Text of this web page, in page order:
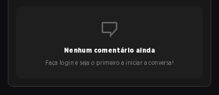
Nenhum comentário ainda
Faça login e seja o primeiro a iniciar a conversa!